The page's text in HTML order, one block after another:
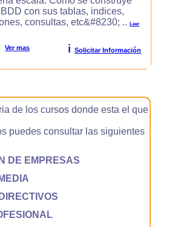
con sus tablas, indices,
consultas, etc&#8230; ..Leer
Ver mas i Solicitar Información
de los cursos donde esta el que
puedes consultar las siguientes
DE EMPRESAS